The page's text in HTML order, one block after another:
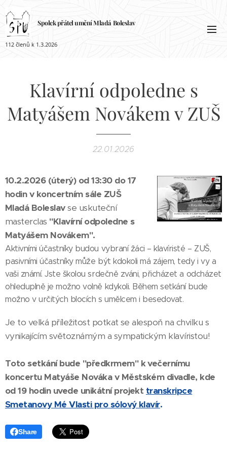
Spolek přátel uměníMladá Boleslav
112 členů k 1.3.2026
Klavírní odpoledne s
Matyášem Novákem v ZUŠ
22.01.2026
10.2.2026 (úterý) od 13:30 do 17
hodin v koncertním sále ZUŠ
Mladá Boleslavse uskuteční
masterclas "Klavírníodpoledne s
Matyášem Novákem".
Aktivními účastníky budou vybraní žáci – klavíristé – ZUŠ,
pasivními účastníky může být kdokoli má zájem, tedy i vy a
vaši známí. Jste školou srdečně zváni, přicházet a odcházet
ohleduplně je možno volně kdykoli. Během setkání bude
možno v určitých blocích s umělcem i besedovat.
Je to velká příležitost potkat se alespoň na chvilku s
vynikajícím světoznámým a sympatickým klavíristou!
Toto setkání bude "předkrmem" k večernímu
koncertu Matyáše Nováka v Městském divadle, kde
od 19 hodin uvede unikátní projekt transkripce
Smetanovy Mé Vlasti pro sólový klavír.
Share